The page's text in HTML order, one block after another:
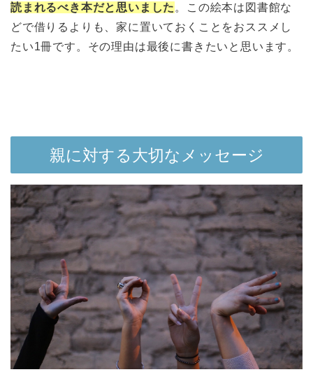
読まれるべき本だと思いました 。この絵本は図書館な
どで借りるよりも、家に置いておくことをおススメし
たい1冊です。その理由は最後に書きたいと思います。
親に対する大切なメッセージ